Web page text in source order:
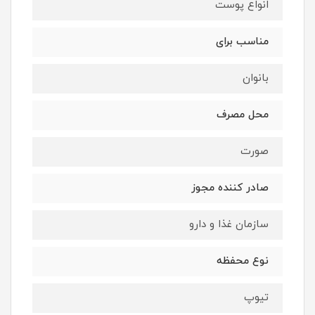
انواع پوست
مناسب برای
بانوان
محل مصرف
صورت
صادر کننده مجوز
سازمان غذا و دارو
نوع محفظه
تیوپ